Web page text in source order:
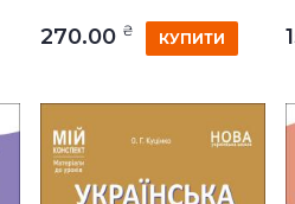
270.00 ₴ КУПИТИ